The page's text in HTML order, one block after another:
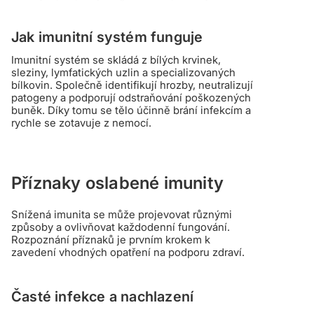
Jak imunitní systém funguje
Imunitní systém se skládá z bílých krvinek,
sleziny, lymfatických uzlin a specializovaných
bílkovin. Společně identifikují hrozby, neutralizují
patogeny a podporují odstraňování poškozených
buněk. Díky tomu se tělo účinně brání infekcím a
rychle se zotavuje z nemocí.
Příznaky oslabené imunity
Snížená imunita se může projevovat různými
způsoby a ovlivňovat každodenní fungování.
Rozpoznání příznaků je prvním krokem k
zavedení vhodných opatření na podporu zdraví.
Časté infekce a nachlazení